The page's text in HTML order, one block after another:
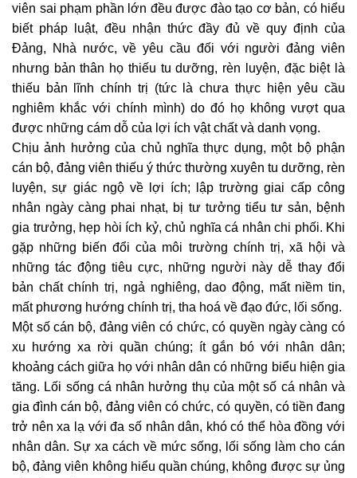
viên sai phạm phần lớn đều được đào tạo cơ bản, có hiểu
biết pháp luật, đều nhận thức đầy đủ về quy định của
Đảng, Nhà nước, về yêu cầu đối với người đảng viên
nhưng bản thân họ thiếu tu dưỡng, rèn luyện, đặc biệt là
thiếu bản lĩnh chính trị (tức là chưa thực hiện yêu cầu
nghiêm khắc với chính mình) do đó họ không vượt qua
được những cám dỗ của lợi ích vật chất và danh vọng.
Chịu ảnh hưởng của chủ nghĩa thực dụng, một bộ phận
cán bộ, đảng viên thiếu ý thức thường xuyên tu dưỡng, rèn
luyện, sự giác ngộ về lợi ích; lập trường giai cấp công
nhân ngày càng phai nhạt, bị tư tưởng tiểu tư sản, bệnh
gia trưởng, hẹp hòi ích kỷ, chủ nghĩa cá nhân chi phối. Khi
gặp những biến đổi của môi trường chính trị, xã hội và
những tác động tiêu cực, những người này dễ thay đổi
bản chất chính trị, ngả nghiêng, dao động, mất niềm tin,
mất phương hướng chính trị, tha hoá về đạo đức, lối sống.
Một số cán bộ, đảng viên có chức, có quyền ngày càng có
xu hướng xa rời quần chúng; ít gắn bó với nhân dân;
khoảng cách giữa họ với nhân dân có những biểu hiện gia
tăng. Lối sống cá nhân hưởng thụ của một số cá nhân và
gia đình cán bộ, đảng viên có chức, có quyền, có tiền đang
trở nên xa lạ với đa số nhân dân, khó có thể hòa đồng với
nhân dân. Sự xa cách về mức sống, lối sống làm cho cán
bộ, đảng viên không hiểu quần chúng, không được sự ủng